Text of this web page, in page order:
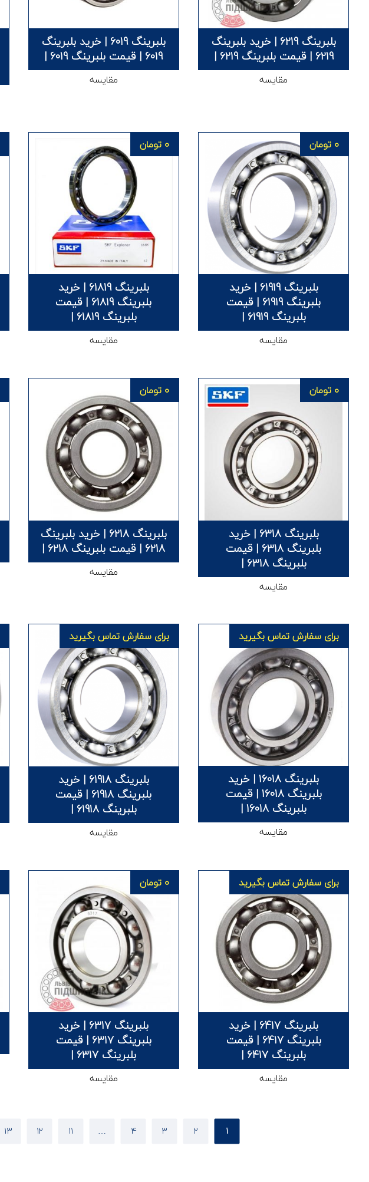
بلبرینگ 6219 | خرید بلبرینگ
6219 | قیمت بلبرینگ 6219 |
مقایسه
بلبرینگ 6019 | خرید بلبرینگ
6019 | قیمت بلبرینگ 6019 |
مقایسه
بلبرینگ 61919 | خرید
بلبرینگ 61919 | قیمت
بلبرینگ 61919 |
0 تومان
مقایسه
بلبرینگ 61819 | خرید
بلبرینگ 61819 | قیمت
بلبرینگ 61819 |
0 تومان
مقایسه
بلبرینگ 6318 | خرید
بلبرینگ 6318 | قیمت
بلبرینگ 6318 |
0 تومان
مقایسه
بلبرینگ 6218 | خرید بلبرینگ
6218 | قیمت بلبرینگ 6218 |
0 تومان
مقایسه
بلبرینگ 16018 | خرید
بلبرینگ 16018 | قیمت
بلبرینگ 16018 |
برای سفارش تماس بگیرید
مقایسه
بلبرینگ 61918 | خرید
بلبرینگ 61918 | قیمت
بلبرینگ 61918 |
برای سفارش تماس بگیرید
مقایسه
بلبرینگ 6417 | خرید
بلبرینگ 6417 | قیمت
بلبرینگ 6417 |
برای سفارش تماس بگیرید
مقایسه
بلبرینگ 6317 | خرید
بلبرینگ 6317 | قیمت
بلبرینگ 6317 |
0 تومان
مقایسه
1
2
3
4
…
11
12
13